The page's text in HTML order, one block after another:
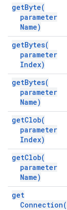
getByte(
parameter
Name)
getBytes(
parameter
Index)
getBytes(
parameter
Name)
getClob(
parameter
Index)
getClob(
parameter
Name)
get
Connection(